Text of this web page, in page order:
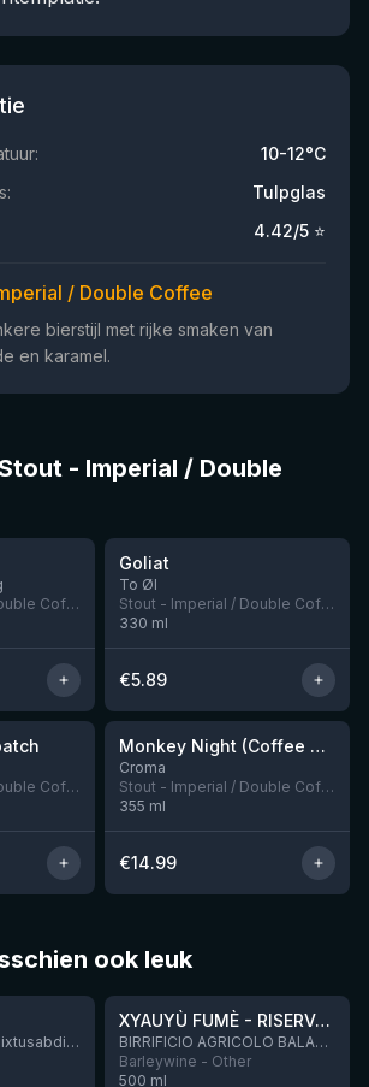
10-12°C
Tulpglas
4.42/5 ⭐
/ Double Coffee
bierstijl met rijke smaken van
en karamel.
- Imperial / Double
Stout - Imperial / Double Coffee
Goliat
To Øl
Stout - Imperial / Double Coffee
330 ml
€5.89
Nog 1
Stout - Imperial / Double Coffee
Nog 8
★4.23
Monkey Night (Coffee Boom)
Croma
Stout - Imperial / Double Coffee
355 ml
€14.99
ook leuk
Brouwerij De Sint-Sixtusabdij van Westvleteren
★4.48
XYAUYÙ FUMÈ - RISERVA 2019
BIRRIFICIO AGRICOLO BALADIN - Baladin Indipendente Italian Farm Brewery
Barleywine - Other
500 ml